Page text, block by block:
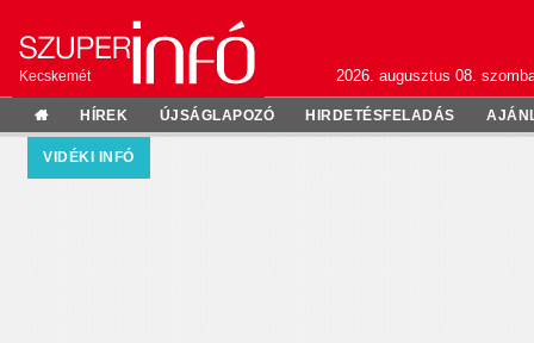
Kecskemét 2026. augusztus 08.
HÍREK ÚJSÁGLAPOZÓ HIRDETÉSFELADÁS
VIDÉKI INFÓ